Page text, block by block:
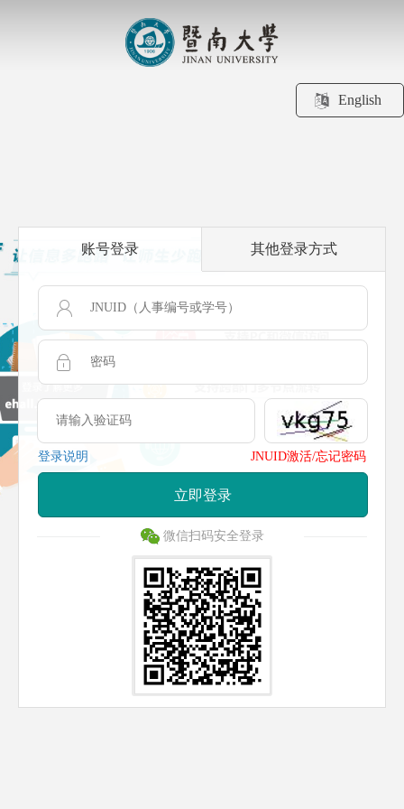
English
账号登录 其他登录方式
登录说明 JNUID激活/忘记密码
立即登录
微信扫码安全登录